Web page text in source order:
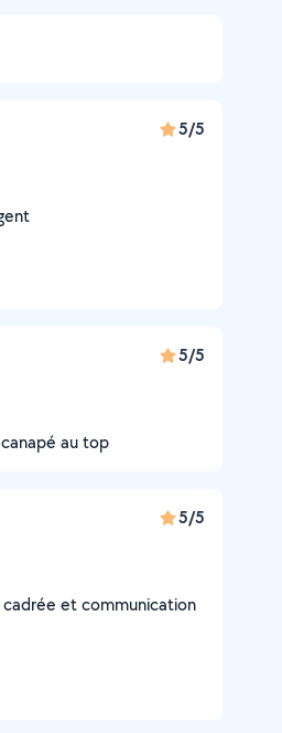
5/5
5/5
au top
5/5
cadrée et communication